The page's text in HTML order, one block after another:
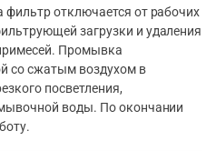
отключается от рабочих
загрузки и удаления
Промывка
со сжатым воздухом в
посветления,
воды. По окончании